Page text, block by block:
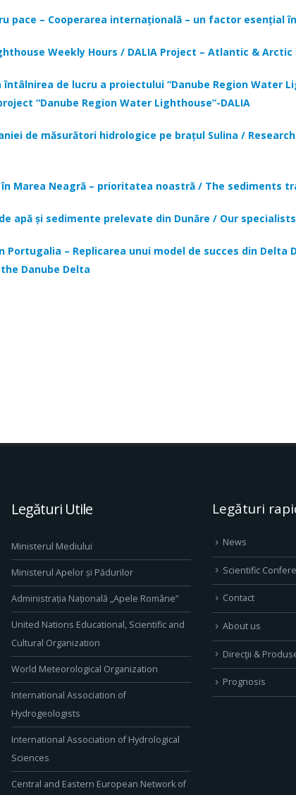
pace – Cooperarea internațională – un factor esențial
Weekly Hours / DALIA Project – Atlantic &
de lucru a proiectului “Danube Region Water
“Danube Region Water Lighthouse”-DALIA
de măsurători hidrologice pe brațul Sulina /
Marea Neagră – prioritatea noastră / The sediments
apă și sedimente prelevate din Dunăre / Our
Portugalia – Replicarea unui model de succes din Delta
Danube Delta
Legături Utile
Ministerul Mediului
Ministerul Apelor și Pădurilor
Administrația Națională „Apele Române”
United Nations Educational, Scientific and
Cultural Organization
World Meteorological Organization
International Association of
Hydrogeologists
International Association of Hydrological
Sciences
Central and Eastern European Network of
Legături
News
Scientific
Contact
About us
Direcţii &
Prognosis